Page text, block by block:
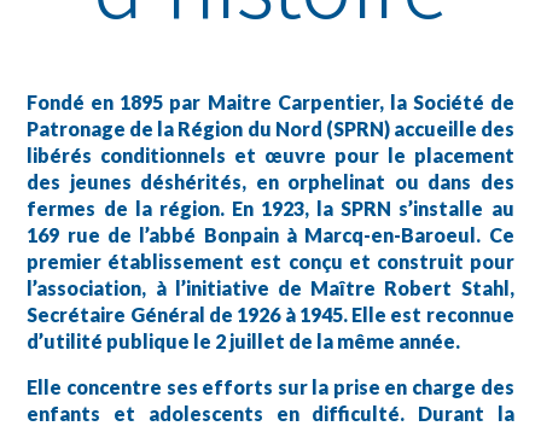
Fondé en 1895 par Maitre Carpentier, la Société de
Patronage de la Région du Nord (SPRN) accueille des
libérés conditionnels et œuvre pour le placement
des jeunes déshérités, en orphelinat ou dans des
fermes de la région. En 1923, la SPRN s’installe au
169 rue de l’abbé Bonpain à Marcq-en-Baroeul. Ce
premier établissement est conçu et construit pour
l’association, à l’initiative de Maître Robert Stahl,
Secrétaire Général de 1926 à 1945. Elle est reconnue
d’utilité publique le 2 juillet de la même année.
Elle concentre ses efforts sur la prise en charge des
enfants et adolescents en difficulté. Durant la